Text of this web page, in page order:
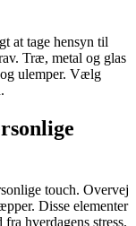
at tage hensyn til
Træ, metal og glas
ulemper. Vælg
touch. Overvej
Disse elementer
hverdagens stress.